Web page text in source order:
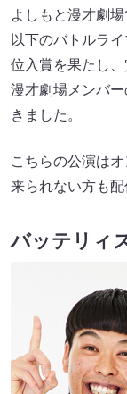
よしもと漫才劇
以下のバトルラ
位入賞を果たし
漫才劇場メンバ
きました。
こちらの公演は
来られない方も配
バッテリィ